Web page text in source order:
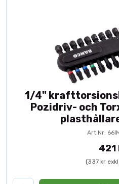
1/4"
Pozidriv- och
Art.Nr:
421
(337 kr